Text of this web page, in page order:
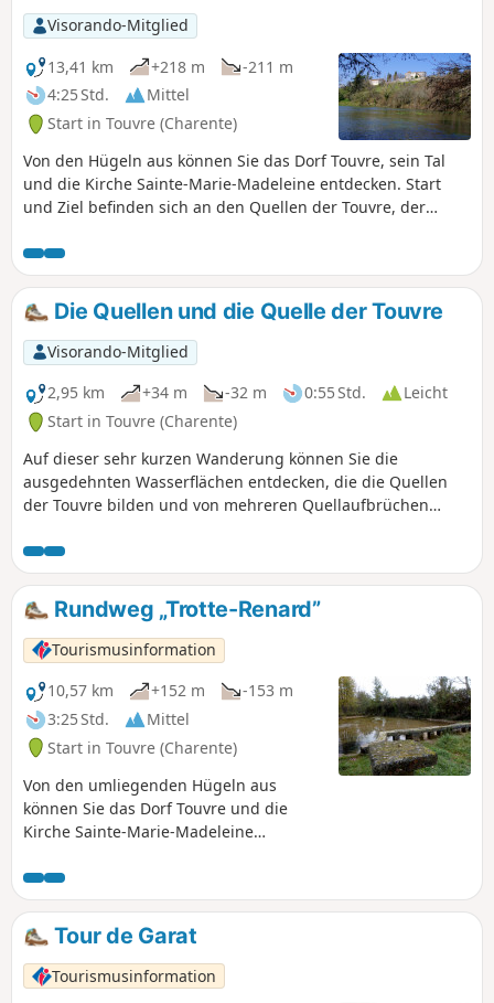
Visorando-Mitglied
13,41 km
+218 m
-211 m
4:25 Std.
Mittel
Start in Touvre (Charente)
Von den Hügeln aus können Sie das Dorf Touvre, sein Tal
und die Kirche Sainte-Marie-Madeleine entdecken. Start
und Ziel befinden sich an den Quellen der Touvre, der
in den Wald von La Braconne und endet amGR®4.
Die Quellen und die Quelle der Touvre
Visorando-Mitglied
2,95 km
+34 m -32 m 0:55 Std.
Leicht
Start in Touvre (Charente)
Auf dieser sehr kurzen Wanderung können Sie die
ausgedehnten Wasserflächen entdecken, die die Quellen
der Touvre bilden und von mehreren Quellaufbrüchen
Waschhaus von La Lèche, wo einer der Quellaufbrüche in
der Nähe einer alten römischen Brücke zu sehen ist.
Rundweg „Trotte-Renard”
Tourismusinformation
10,57 km
+152 m
-153 m
3:25 Std.
Mittel
Start in Touvre (Charente)
Von den umliegenden Hügeln aus
können Sie das Dorf Touvre und die
Kirche Sainte-Marie-Madeleine
der Touvre entspringen, die zweitgrößte
Quelle Frankreichs.
Tour de Garat
Tourismusinformation